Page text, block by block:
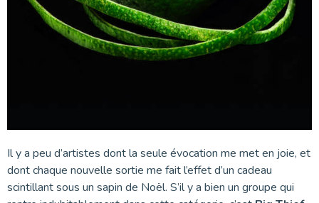
Il y a peu d’artistes dont la seule évocation me met en joie, et
dont chaque nouvelle sortie me fait l’effet d’un cadeau
scintillant sous un sapin de Noël. S’il y a bien un groupe qui